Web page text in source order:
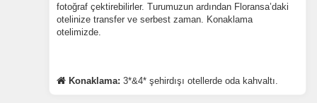
fotoğraf çektirebilirler. Turumuzun ardından Floransa’daki
otelinize transfer ve serbest zaman. Konaklama
otelimizde.
Konaklama: 3*&4* şehirdışı otellerde oda kahvaltı.